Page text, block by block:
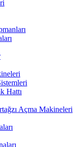
Hattı
Açma Makineleri